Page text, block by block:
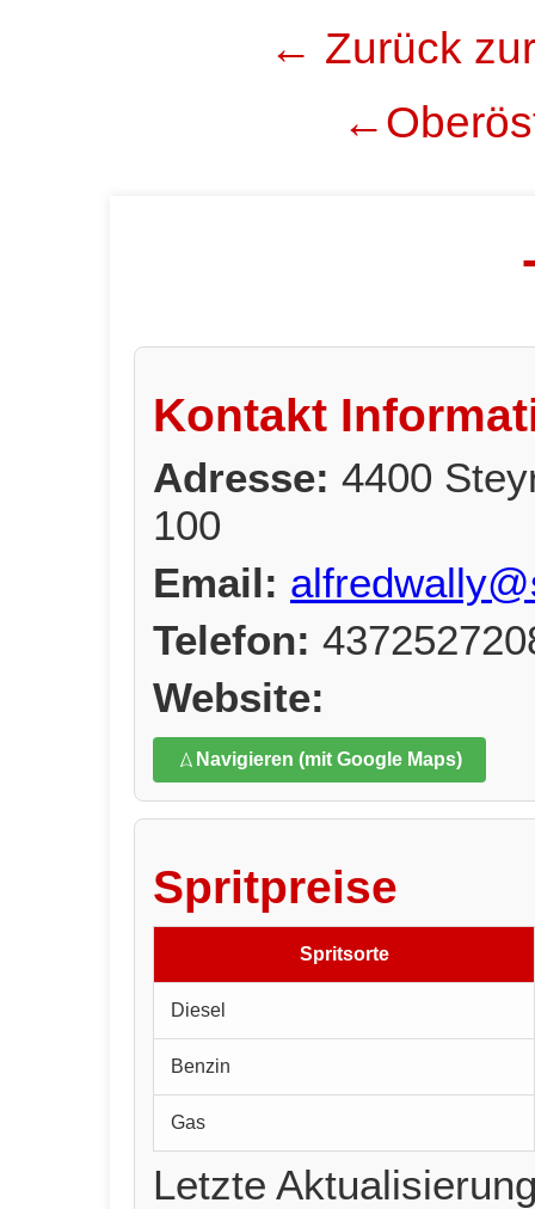
← Zurück
Kontakt
Adresse: 4400
100
Email:
Telefon:
Website:
Navigieren (mit Google Maps)
Spritpreise
Spritsorte
Diesel
Benzin
Gas
Letzte